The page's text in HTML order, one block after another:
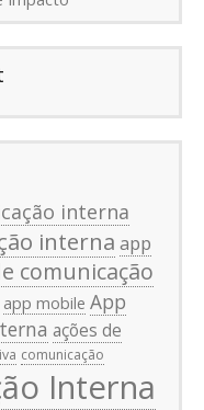
interna
interna app
comunicação
app mobile App
ações de
comunicação
Interna